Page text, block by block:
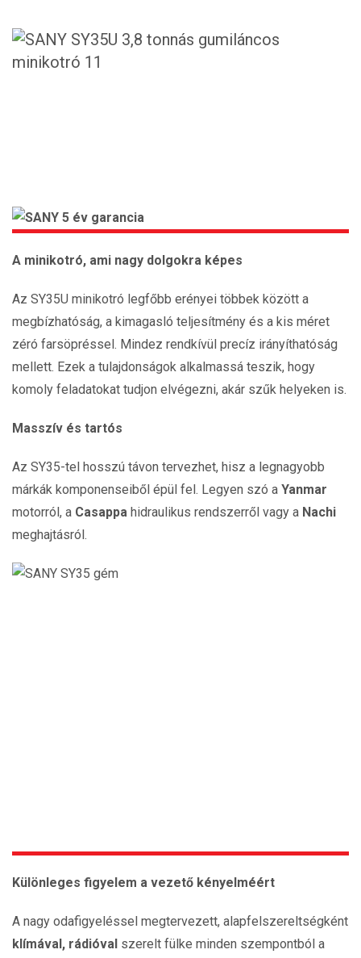
A minikotró, ami nagy dolgokra képes
Az SY35U minikotró legfőbb erényei többek között a
megbízhatóság, a kimagasló teljesítmény és a kis méret
zéró farsöpréssel. Mindez rendkívül precíz irányíthatóság
mellett. Ezek a tulajdonságok alkalmassá teszik, hogy
komoly feladatokat tudjon elvégezni, akár szűk helyeken is.
Masszív és tartós
Az SY35-tel hosszú távon tervezhet, hisz a legnagyobb
márkák komponenseiből épül fel. Legyen szó a Yanmar
motorról, a Casappa hidraulikus rendszerről vagy a Nachi
meghajtásról.
Különleges figyelem a vezető kényelméért
A nagy odafigyeléssel megtervezett, alapfelszereltségként
klímával, rádióval szerelt fülke minden szempontból a